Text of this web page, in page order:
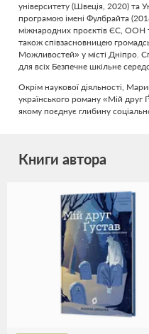
університету (Швеція, 2020) та
програмою імені Фулбрайта
міжнародних проєктів ЄС, ООН
також співзасновницею
Можливостей» у місті Дніпро.
для всіх Безпечне шкільне
Окрім наукової діяльності,
українського роману «Мій друг
якому поєднує глибину
Книги автора